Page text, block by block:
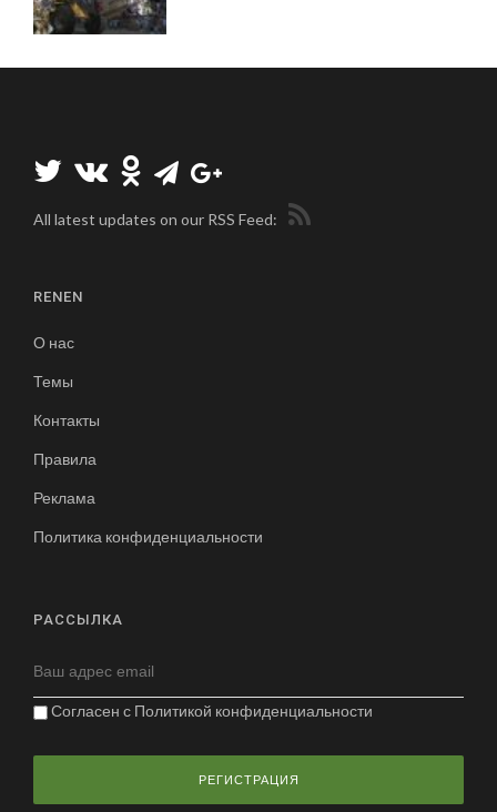
All latest updates on our RSS Feed:
RENEN
О нас
Темы
Контакты
Правила
Реклама
Политика конфиденциальности
РАССЫЛКА
Согласен с Политикой конфиденциальности